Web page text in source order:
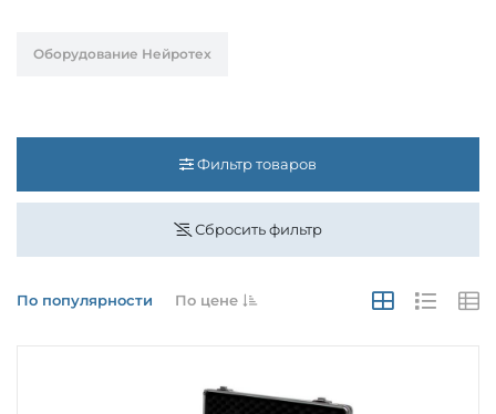
Оборудование Нейротех
Фильтр товаров
Сбросить фильтр
По популярности По цене